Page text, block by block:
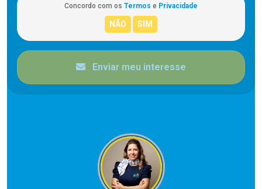
Concordo com os Termos e Privacidade
Enviar meu interesse